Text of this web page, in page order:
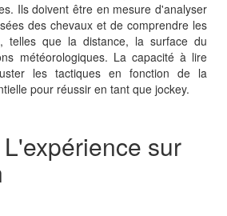
Ils doivent être en mesure d'analyser
des chevaux et de comprendre les
telles que la distance, la surface du
météorologiques. La capacité à lire
les tactiques en fonction de la
pour réussir en tant que jockey.
sur